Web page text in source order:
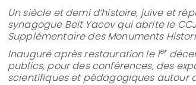
Un siècle et demi d’histoire, juive et
synagogue Beit Yacov qui abrite le
Supplémentaire des Monuments
Inauguré après restauration le 1er
publics, pour des conférences, des
scientifiques et pédagogiques autour